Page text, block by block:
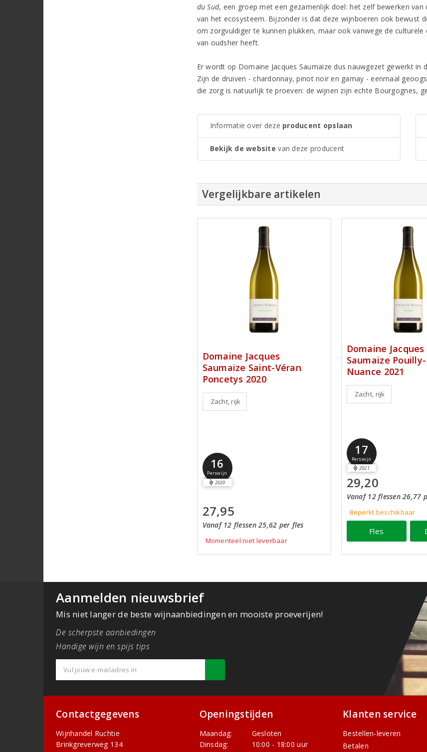
du Sud, een groep met een gezamenlijk doel: het zelf bewerken
van het ecosysteem. Bijzonder is dat deze wijnboeren ook bewust
om zorgvuldiger te kunnen plukken, maar ook vanwege de
van oudsher heeft.
Er wordt op Domaine Jacques Saumaize dus nauwgezet gewerkt
Zijn de druiven - chardonnay, pinot noir en gamay - eenmaal
die zorg is natuurlijk te proeven: de wijnen zijn echte Bourgognes,
Informatie over deze producent opslaan
Bekijk de website van deze producent
Vergelijkbare artikelen
Domaine Jacques
Saumaize Saint-Véran
Poncetys 2020
Zacht, rijk
16
Perswijn
2020
27,95
Vanaf 12 flessen 25,62 per fles
Momenteel niet leverbaar
Domaine Jacques
Saumaize
Nuance 2021
Zacht, rijk
17
Perswijn
2021
29,20
Vanaf 12 flessen 26,77
Beperkt beschikbaar
Fles
Aanmelden nieuwsbrief
Mis niet langer de beste wijnaanbiedingen en mooiste proeverijen!
De scherpste aanbiedingen
Handige wijn en spijs tips
Contactgegevens
Wijnhandel Ruchtie
Brinkgreverweg 134
Openingstijden
Maandag:
Gesloten
Dinsdag:
10:00 - 18:00 uur
Klanten service
Bestellen-leveren
Betalen